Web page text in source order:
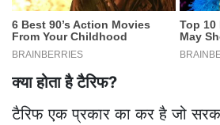
क्या होता है टैरिफ?
टैरिफ एक प्रकार का कर है जो